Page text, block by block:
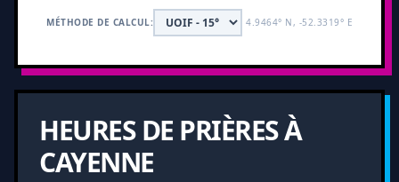
HEURES DE PRIÈRES À
CAYENNE
MÉTHODE DE CALCUL: 4.9464° N, -52.3319° E